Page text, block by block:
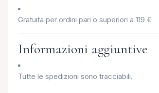
Gratuita per ordini pari o superiori a 119 €
Informazioni aggiuntive
Tutte le spedizioni sono tracciabili.